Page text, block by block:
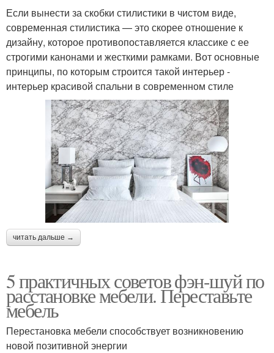
Если вынести за скобки стилистики в чистом виде,
современная стилистика — это скорее отношение к
дизайну, которое противопоставляется классике с ее
строгими канонами и жесткими рамками. Вот основные
принципы, по которым строится такой интерьер -
интерьер красивой спальни в современном стиле
читать дальше →
5 практичных советов фэн-шуй по
расстановке мебели. Переставьте
мебель
Перестановка мебели способствует возникновению
новой позитивной энергии